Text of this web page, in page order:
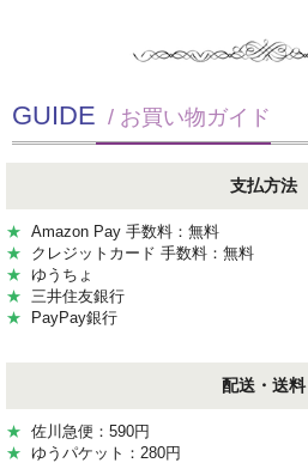
GUIDE / お買い物ガイド
支払方法
★ Amazon Pay 手数料：無料
★ クレジットカード 手数料：無料
★ ゆうちょ
★ 三井住友銀行
★ PayPay銀行
配送・送料
★ 佐川急便：590円
★ ゆうパケット：280円